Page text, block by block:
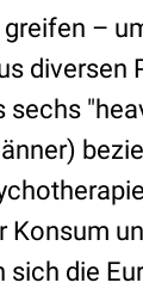
–
diversen
sich die